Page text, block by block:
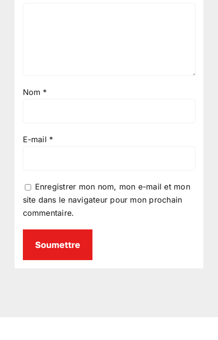
Nom *
E-mail *
Enregistrer mon nom, mon e-mail et mon
site dans le navigateur pour mon prochain
commentaire.